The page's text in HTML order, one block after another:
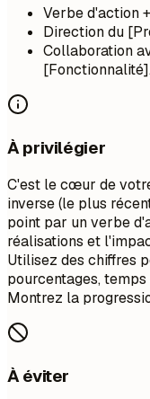
Verbe d'action
Direction du
Collaboration
À privilégier
C'est le cœur de
inverse (le plus
point par un verbe
réalisations et
Utilisez des chiffres
pourcentages,
Montrez la
À éviter